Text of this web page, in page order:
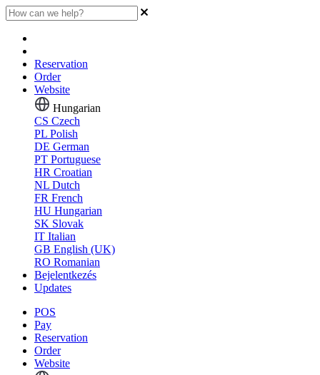
Reservation
Order
Website
Hungarian
CS Czech
PL Polish
DE German
PT Portuguese
HR Croatian
NL Dutch
FR French
HU Hungarian
SK Slovak
IT Italian
GB English (UK)
RO Romanian
Bejelentkezés
Updates
POS
Pay
Reservation
Order
Website